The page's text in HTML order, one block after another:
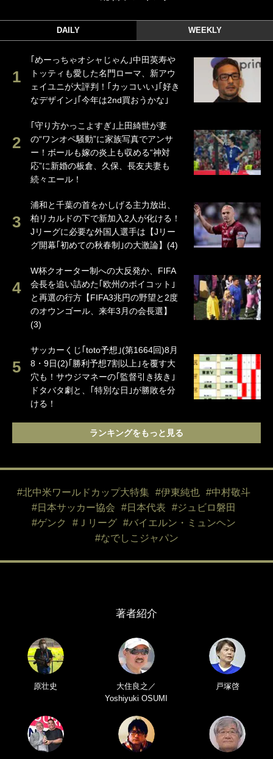
DAILY WEEKLY
｢めーっちゃオシャじゃん｣中田英寿や
トッティも愛した名門ローマ、新アウ
ェイユニが大評判！｢カッコいい｣｢好き
なデザイン｣｢今年は2nd買おうかな｣
｢守り方かっこよすぎ｣上田綺世が妻
の“ワンオペ騒動”に家族写真でアンサ
ー！ボールも嫁の炎上も収める“神対
応”に新婚の板倉、久保、長友夫妻も
続々エール！
浦和と千葉の首をかしげる主力放出、
柏リカルドの下で新加入2人が化ける！
Jリーグに必要な外国人選手は【Jリー
グ開幕｢初めての秋春制｣の大激論】(4)
W杯クオーター制への大反発か、FIFA
会長を追い詰めた｢欧州のボイコット｣
と再選の行方【FIFA3兆円の野望と2度
のオウンゴール、来年3月の会長選】
(3)
サッカーくじ｢toto予想｣(第1664回)8月
8・9日(2)｢勝利予想7割以上｣を覆す大
穴も！サウジマネーの｢監督引き抜き｣
ドタバタ劇と、｢特別な日｣が勝敗を分
ける！
ランキングをもっと見る
#北中米ワールドカップ大特集 #伊東純也
#中村敬斗
#日本サッカー協会
#日本代表
#ジュビロ磐田
#ゲンク
#Ｊリーグ
#バイエルン・ミュンヘン
#なでしこジャパン
著者紹介
原壮史
大住良之／
Yoshiyuki OSUMI
戸塚啓